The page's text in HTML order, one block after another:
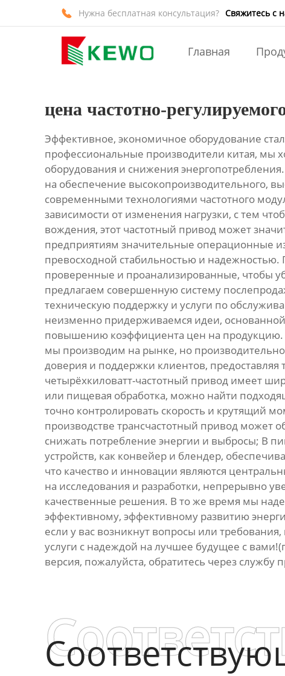
 Нужна бесплатная консультация? Свяжитесь с
Главная
Контакты
цена частотно-
Эффективное, экономичное оборудование
профессиональные производители китая, мы
оборудования и снижения
на обеспечение высокопроизводительного,
современными технологиями частотного
зависимости от изменения нагрузки, с тем
вождения, этот частотный привод может
предприятиям значительные операционные
превосходной стабильностью и
проверенные и проанализированные, чтобы
предлагаем совершенную систему
техническую поддержку и услуги по
неизменно придерживаемся идеи,
повышению коэффициента цен на продукцию.
мы производим на рынке, но
доверия и поддержки клиентов,
четырёхкиловатт-частотный привод имеет
или пищевая обработка, можно найти
точно контролировать скорость и крутящий
производстве трансчастотный привод может
снижать потребление энергии и выбросы; В
устройств, как конвейер и блендер,
что качество и инновации являются
на исследования и разработки, непрерывно
качественные решения. В то же время мы
эффективному, эффективному развитию
если у вас возникнут вопросы или
услуги с надеждой на лучшее будущее с
версия, пожалуйста, обратитесь через службу